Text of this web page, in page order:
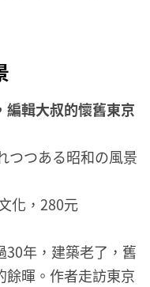
編輯大叔的懷舊東京
つつある昭和の風景
化，280元
30年，建築老了，舊
餘暉。作者走訪東京